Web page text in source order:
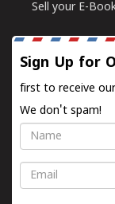
Sell your E-
Sign Up for
first to receive
We don't spam!
Name
Email